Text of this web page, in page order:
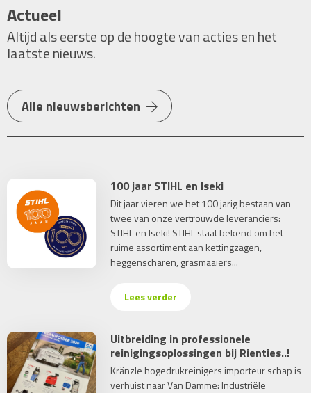
Actueel
Altijd als eerste op de hoogte van acties en het
laatste nieuws.
Alle nieuwsberichten
100 jaar STIHL en Iseki
Dit jaar vieren we het 100 jarig bestaan van
twee van onze vertrouwde leveranciers:
STIHL en Iseki! STIHL staat bekend om het
ruime assortiment aan kettingzagen,
heggenscharen, grasmaaiers...
Lees verder
Uitbreiding in professionele
reinigingsoplossingen bij Rienties..!
Kränzle hogedrukreinigers importeur schap is
verhuist naar Van Damme: Industriële